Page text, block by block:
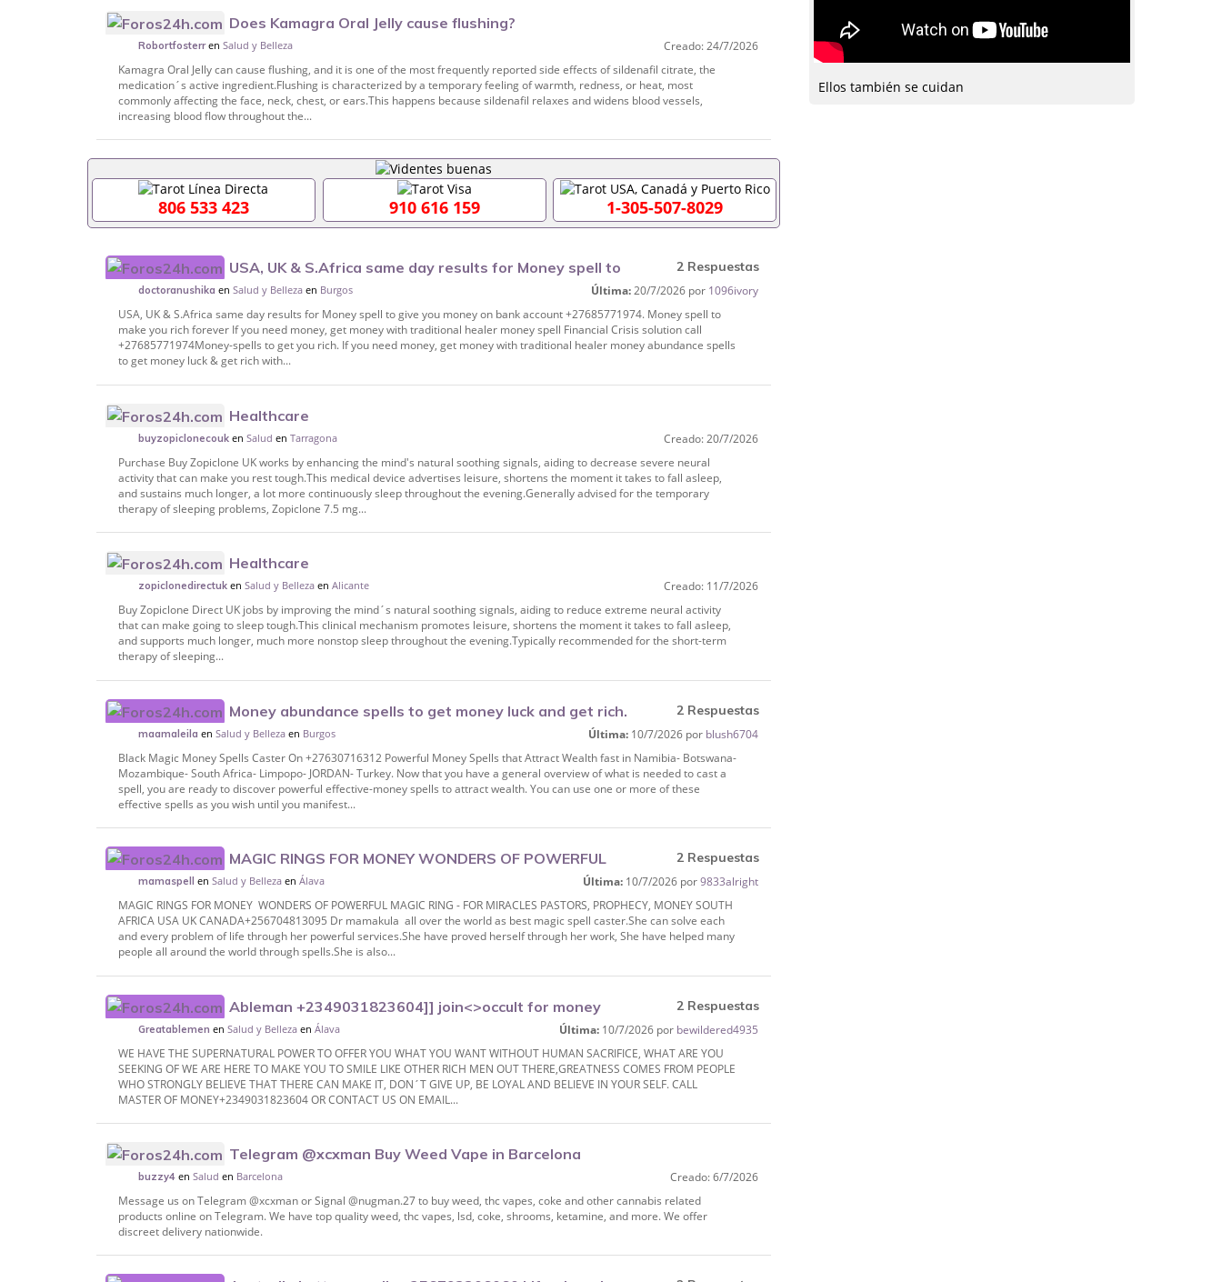
Does Kamagra Oral Jelly cause flushing?
RobortfosterrenSalud y Belleza
Creado: 24/7/2026
Kamagra Oral Jelly can cause flushing, and it is one of the most frequently reported side effects of sildenafil citrate, the
medication´s active ingredient.Flushing is characterized by a temporary feeling of warmth, redness, or heat, most
commonly affecting the face, neck, chest, or ears.This happens because sildenafil relaxes and widens blood vessels,
increasing blood flow throughout the...
806 533 423 910 616 159 1-305-507-8029
USA, UK & S.Africa same day results for Money spell to
give you money on bank account +276857719
2 Respuestas
doctoranushika enSalud y Belleza en Burgos Última:20/7/2026 por 1096ivory
USA, UK & S.Africa same day results for Money spell to give you money on bank account +27685771974. Money spell to
make you rich forever If you need money, get money with traditional healer money spell Financial Crisis solution call
+27685771974Money-spells to get you rich. If you need money, get money with traditional healer money abundance spells
to get money luck & get rich with...
Healthcare
buyzopiclonecouk enSalud enTarragona
Creado: 20/7/2026
Purchase Buy Zopiclone UK works by enhancing the mind's natural soothing signals, aiding to decrease severe neural
activity that can make you rest tough.This medical device advertises leisure, shortens the moment it takes to fall asleep,
and sustains much longer, a lot more continuously sleep throughout the evening.Generally advised for the temporary
therapy of sleeping problems, Zopiclone 7.5 mg...
Healthcare
zopiclonedirectuk enSalud y Belleza enAlicante
Creado: 11/7/2026
Buy Zopiclone Direct UK jobs by improving the mind´s natural soothing signals, aiding to reduce extreme neural activity
that can make going to sleep tough.This clinical mechanism promotes leisure, shortens the moment it takes to fall asleep,
and supports much longer, much more nonstop sleep throughout the evening.Typically recommended for the short-term
therapy of sleeping...
Money abundance spells to get money luck and get rich. 2 Respuestas
maamaleila enSalud y Belleza en Burgos Última: 10/7/2026 por blush6704
Black Magic Money Spells Caster On +27630716312 Powerful Money Spells that Attract Wealth fast in Namibia- Botswana-
Mozambique- South Africa- Limpopo- JORDAN- Turkey. Now that you have a general overview of what is needed to cast a
spell, you are ready to discover powerful effective-money spells to attract wealth. You can use one or more of these
effective spells as you wish until you manifest...
MAGIC RINGS FOR MONEY WONDERS OF POWERFUL
MAGIC RING - FOR MIRACLES PASTORS, PROPHECY, MONEY SOUTH
2 Respuestas
mamaspell enSalud y Belleza enÁlava Última: 10/7/2026 por9833alright
MAGIC RINGS FOR MONEY WONDERS OF POWERFUL MAGIC RING - FOR MIRACLES PASTORS, PROPHECY, MONEY SOUTH
AFRICA USA UK CANADA+256704813095 Dr mamakula all over the world as best magic spell caster.She can solve each
and every problem of life through her powerful services.She have proved herself through her work, She have helped many
people all around the world through spells.She is also...
Ableman +2349031823604]] join<>occult for money
ritual<>I want to join occult for money
2 Respuestas
Greatablemen enSalud y Belleza enÁlava Última: 10/7/2026 por bewildered4935
WE HAVE THE SUPERNATURAL POWER TO OFFER YOU WHAT YOU WANT WITHOUT HUMAN SACRIFICE, WHAT ARE YOU
SEEKING OF WE ARE HERE TO MAKE YOU TO SMILE LIKE OTHER RICH MEN OUT THERE,GREATNESS COMES FROM PEOPLE
WHO STRONGLY BELIEVE THAT THERE CAN MAKE IT, DON´T GIVE UP, BE LOYAL AND BELIEVE IN YOUR SELF. CALL
MASTER OF MONEY+2349031823604 OR CONTACT US ON EMAIL...
Telegram @xcxman Buy Weed Vape in Barcelona
buzzy4 enSalud en Barcelona
Creado: 6/7/2026
Message us on Telegram @xcxman or Signal @nugman.27 to buy weed, thc vapes, coke and other cannabis related
products online on Telegram. We have top quality weed, thc vapes, lsd, coke, shrooms, ketamine, and more. We offer
discreet delivery nationwide.
Ellos también se cuidan